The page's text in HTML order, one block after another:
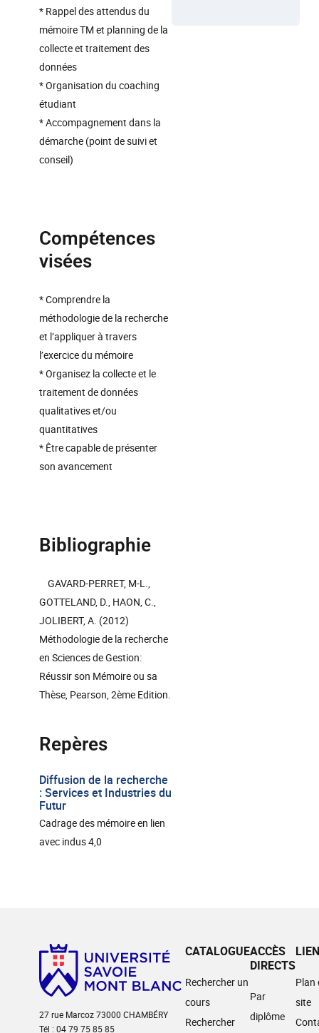
* Rappel des attendus du
mémoire TM et planning de la
collecte et traitement des
données
* Organisation du coaching
étudiant
* Accompagnement dans la
démarche (point de suivi et
conseil)
Compétences
visées
* Comprendre la
méthodologie de la recherche
et l’appliquer à travers
l’exercice du mémoire
* Organisez la collecte et le
traitement de données
qualitatives et/ou
quantitatives
* Être capable de présenter
son avancement
Bibliographie
GAVARD-PERRET, M-L.,
GOTTELAND, D., HAON, C.,
JOLIBERT, A. (2012)
Méthodologie de la recherche
en Sciences de Gestion:
Réussir son Mémoire ou sa
Thèse, Pearson, 2ème Edition.
Repères
Diffusion de la recherche
: Services et Industries du
Futur
Cadrage des mémoire en lien
avec indus 4,0
27 rue Marcoz 73000 CHAMBÉRY
Tél : 04 79 75 85 85
CATALOGUE
Rechercher un
cours
Rechercher
ACCÈS
DIRECTS
Par
diplôme
Plan
site